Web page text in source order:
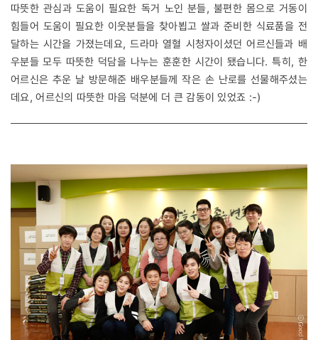
따뜻한 관심과 도움이 필요한 독거 노인 분들, 불편한 몸으로 거동이
힘들어 도움이 필요한 이웃분들을 찾아뵙고 쌀과 준비한 식료품을 전
달하는 시간을 가졌는데요, 드라마 열혈 시청자이셨던 어르신들과 배
우분들 모두 따뜻한 덕담을 나누는 훈훈한 시간이 됐습니다. 특히, 한
어르신은 추운 날 방문해준 배우분들께 작은 손 난로를 선물해주셨는
데요, 어르신의 따뜻한 마음 덕분에 더 큰 감동이 있었죠 :-)